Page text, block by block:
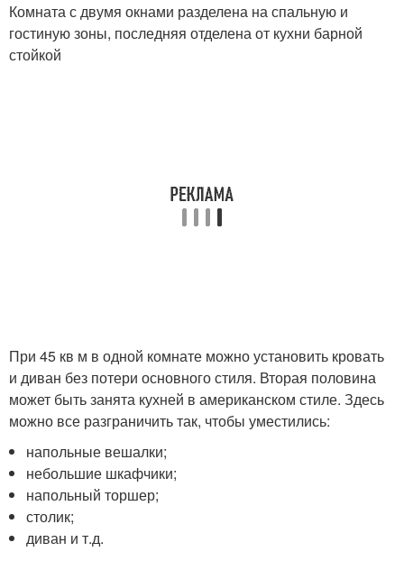
Комната с двумя окнами разделена на спальную и
гостиную зоны, последняя отделена от кухни барной
стойкой
При 45 кв м в одной комнате можно установить кровать
и диван без потери основного стиля. Вторая половина
может быть занята кухней в американском стиле. Здесь
можно все разграничить так, чтобы уместились:
напольные вешалки;
небольшие шкафчики;
напольный торшер;
столик;
диван и т.д.